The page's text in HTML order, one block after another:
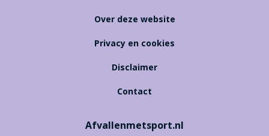
Over deze website
Privacy en cookies
Disclaimer
Contact
Afvallenmetsport.nl